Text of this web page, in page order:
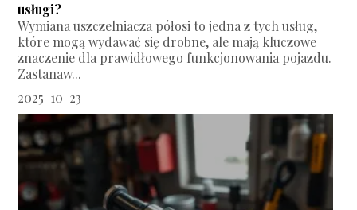
usługi?
Wymiana uszczelniacza półosi to jedna z tych usług,
które mogą wydawać się drobne, ale mają kluczowe
znaczenie dla prawidłowego funkcjonowania pojazdu.
Zastanaw...
2025-10-23